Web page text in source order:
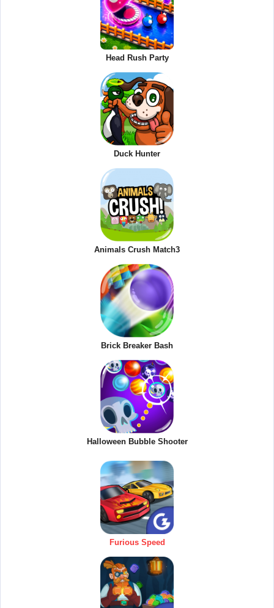
Head Rush Party
Duck Hunter
Animals Crush Match3
Brick Breaker Bash
Halloween Bubble Shooter
Furious Speed